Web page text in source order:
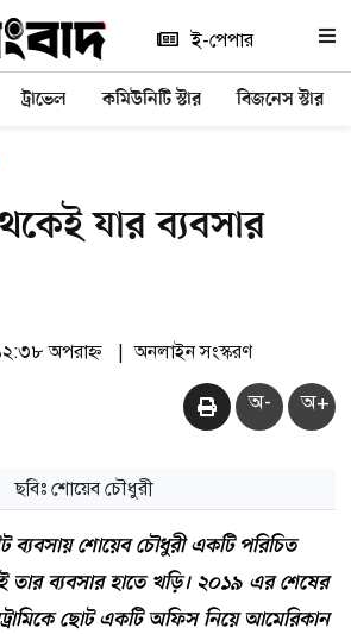
ই-পেপার
ট্রাভেল কমিউনিটি স্টার বিজনেস স্টার
যার ব্যবসার
অপরাহ্ন অনলাইন সংস্করণ
অ- অ+
ছবিঃ শোয়েব চৌধুরী
ব্যবসায় শোয়েব চৌধুরী একটি পরিচিত
তার ব্যবসার হাতে খড়ি। ২০১৯ এর শেষের
ছোট একটি অফিস নিয়ে আমেরিকান